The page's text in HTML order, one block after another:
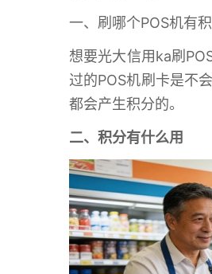
一、刷哪个POS机有
想要光大信用ka刷
过的POS机刷卡是不
都会产生积分的。
二、积分有什么用